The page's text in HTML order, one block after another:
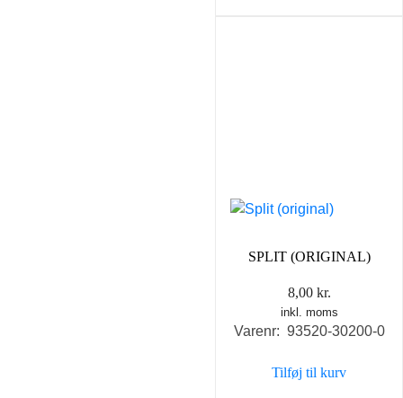
SPLIT (ORIGINAL)
8,00 kr.
inkl. moms
Varenr: 93520-30200-0
Tilføj til kurv